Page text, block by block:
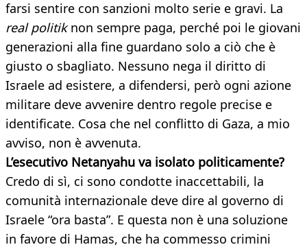
farsi sentire con sanzioni molto serie e gravi. La
real politiknon sempre paga, perché poi le giovani
generazioni alla fine guardano solo a ciò che è
giusto o sbagliato. Nessuno nega il diritto di
Israele ad esistere, a difendersi, però ogni azione
militare deve avvenire dentro regole precise e
identificate. Cosa che nel conflitto di Gaza, a mio
avviso, non è avvenuta.
L’esecutivo Netanyahu va isolato politicamente?
Credo di sì, ci sono condotte inaccettabili, la
comunità internazionale deve dire al governo di
Israele “ora basta”. E questa non è una soluzione
in favore di Hamas, che ha commesso crimini